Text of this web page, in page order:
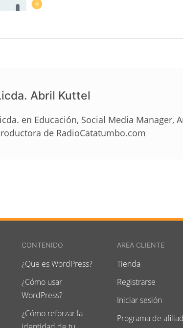
Abril Kuttel
en Educación, Social Media Manager,
de RadioCatatumbo.com
CONTENIDO
¿Que es WordPress?
¿Cómo usar
WordPress?
¿Cómo reforzar la
AREA CLIENTE
Tienda
Registrarse
Iniciar sesión
Programa de